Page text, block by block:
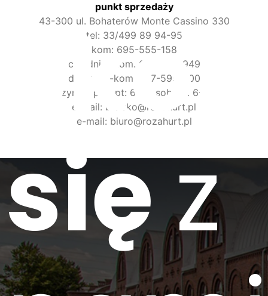
punkt sprzedaży
43-300 ul. Bohaterów Monte Cassino 330
tel: 33/499 89 94-95
kom: 695-555-158
chłodnia -kom. 697-095-949
doniczki -kom. 607-595-000
czynne: pon-pt: 6-19, sobota: 6-14
e-mail: bielsko@rozahurt.pl
e-mail: biuro@rozahurt.pl
sięz